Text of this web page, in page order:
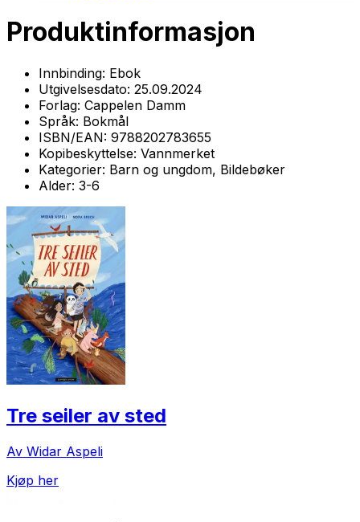
Produktinformasjon
Innbinding: Ebok
Utgivelsesdato: 25.09.2024
Forlag: Cappelen Damm
Språk: Bokmål
ISBN/EAN: 9788202783655
Kopibeskyttelse: Vannmerket
Kategorier: Barn og ungdom, Bildebøker
Alder: 3-6
Tre seiler av sted
Av Widar Aspeli
Kjøp her